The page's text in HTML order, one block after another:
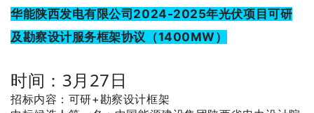
华能陕西发电有限公司2024-2025年光伏项目可研
及勘察设计服务框架协议（1400MW）
时间：3月27日
招标内容：可研+勘察设计框架